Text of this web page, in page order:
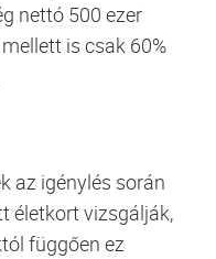
nettó 500 ezer
is csak 60%
az igénylés során
életkort vizsgálják,
függően ez